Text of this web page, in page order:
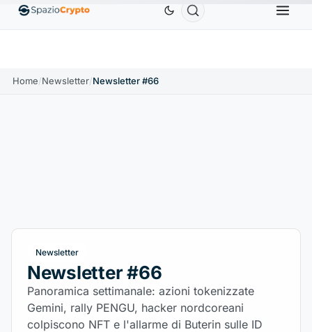
EthereumETH1.880,58 USD ↑1.90% TetherUSDT ↑0.00%
Home/Newsletter/Newsletter #66
Newsletter
Newsletter #66
Panoramica settimanale: azioni tokenizzate
Gemini, rally PENGU, hacker nordcoreani
colpiscono NFT e l'allarme di Buterin sulle ID